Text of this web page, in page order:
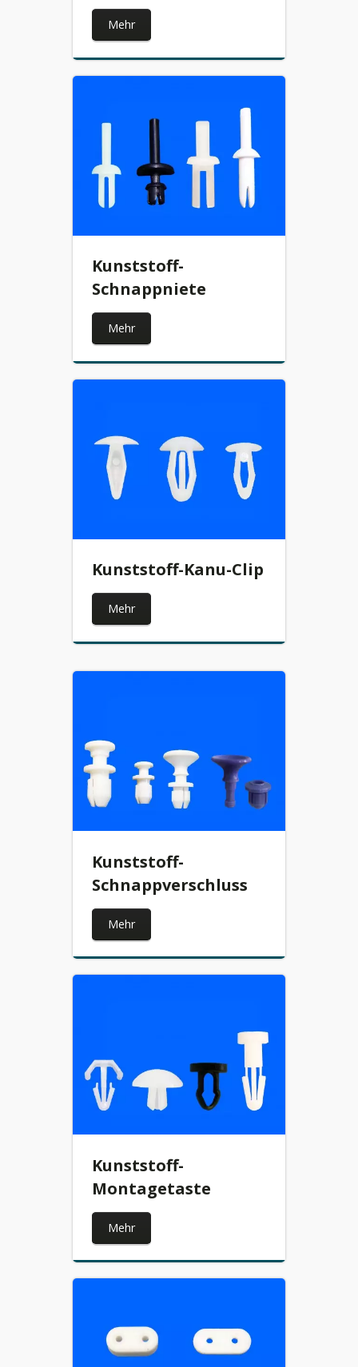
Mehr
Kunststoff-
Schnappniete
Mehr
Kunststoff-Kanu-Clip
Mehr
Kunststoff-
Schnappverschluss
Mehr
Kunststoff-
Montagetaste
Mehr